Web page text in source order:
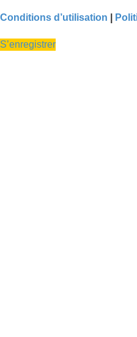
Conditions d’utilisation
S’enregistrer